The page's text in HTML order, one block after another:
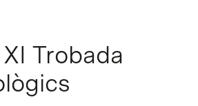
Trobada